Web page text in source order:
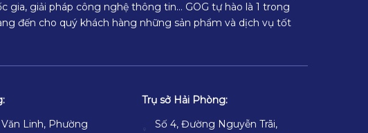
gia, giải pháp công nghệ thông tin… GOG tự hào là 1 trong
đến cho quý khách hàng những sản phẩm và dịch vụ tốt
Linh, Phường
Trụ sở Hải Phòng:
Số 4, Đường Nguyễn Trãi,